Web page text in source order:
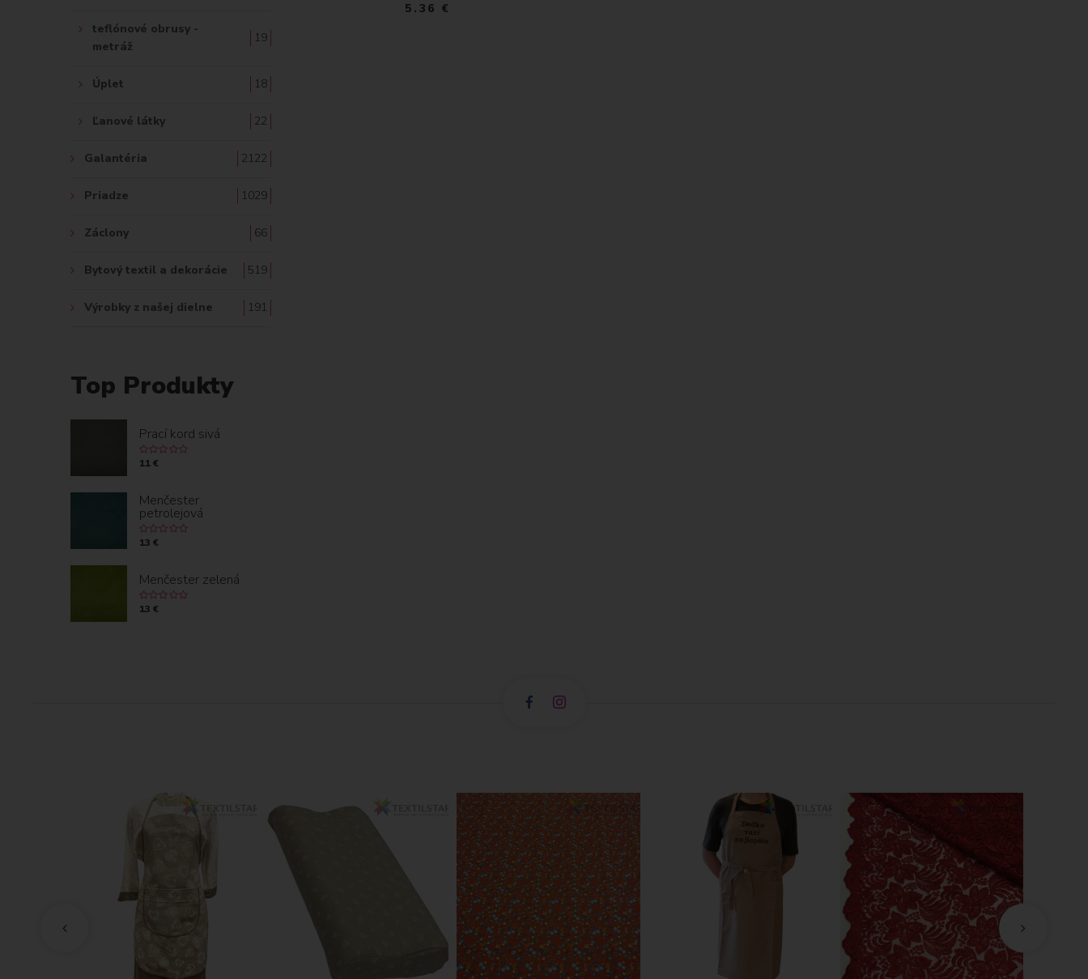
5.36 €
teflónové obrusy -
metráž
19
Úplet 18
Ľanové látky 22
Galantéria 2122
Priadze 1029
Záclony 66
Bytový textil a dekorácie 519
Výrobky z našej dielne 191
Top Produkty
Prací kord sivá
11 €
Menčester
petrolejová
13 €
Menčester zelená
13 €